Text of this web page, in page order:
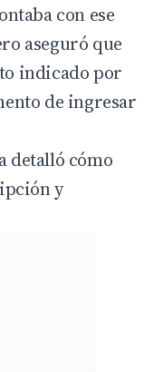
con ese
aseguró que
indicado por
de ingresar
detalló cómo
y